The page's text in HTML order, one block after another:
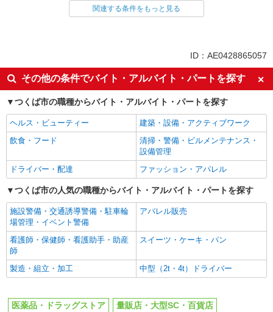
同じ雇用形態から研究学園駅の求人を探す
未経験歓迎
高校生OK
主婦・主夫歓迎
フリーター歓迎
週2～3日勤務OK
短時間勤務（1日4h以内）OK
時間や曜日が選べる・シフト自由
夕方
夜
駅直結・駅チカ
車通勤OK
副業・WワークOK
交通費支給
社員登用あり
量販店・大型SC・百貨店
同じ特徴から求人を探す
週2～3日勤務OK
短時間勤務（1日4h以内）OK
関連する条件をもっと見る
ID：AE0428865057
その他の条件でバイト・アルバイト・パートを探す
つくば市の職種からバイト・アルバイト・パートを探す
ヘルス・ビューティー
建築・設備・アクティブワーク
飲食・フード
清掃・警備・ビルメンテナンス・
設備管理
ドライバー・配達
ファッション・アパレル
つくば市の人気の職種からバイト・アルバイト・パートを探す
施設警備・交通誘導警備・駐車輪
場管理・イベント警備
アパレル販売
看護師・保健師・看護助手・助産
師
スイーツ・ケーキ・パン
製造・組立・加工 中型（2t・4t）ドライバー
医薬品・ドラッグストア
量販店・大型SC・百貨店